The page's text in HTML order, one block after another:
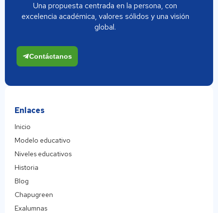
Una propuesta centrada en la persona, con
excelencia académica, valores sólidos y una visión
global.
Contáctanos
Enlaces
Inicio
Modelo educativo
Niveles educativos
Historia
Blog
Chapugreen
Exalumnas